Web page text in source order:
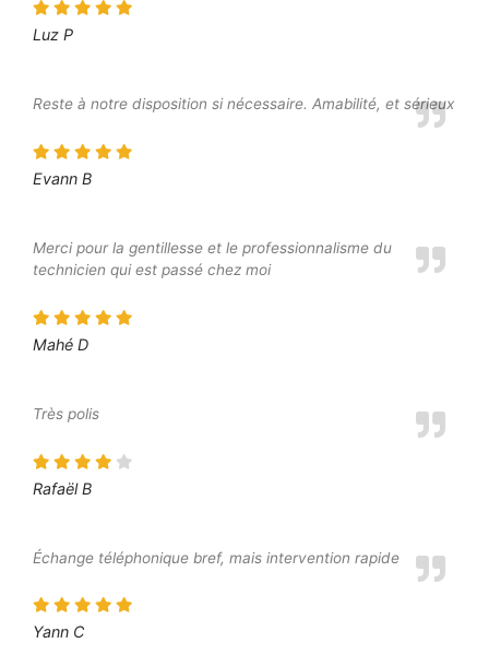
Luz P
Reste à notre disposition si nécessaire. Amabilité, et sérieux
Evann B
Merci pour la gentillesse et le professionnalisme du
technicien qui est passé chez moi
Mahé D
Très polis
Rafaël B
Échange téléphonique bref, mais intervention rapide
Yann C